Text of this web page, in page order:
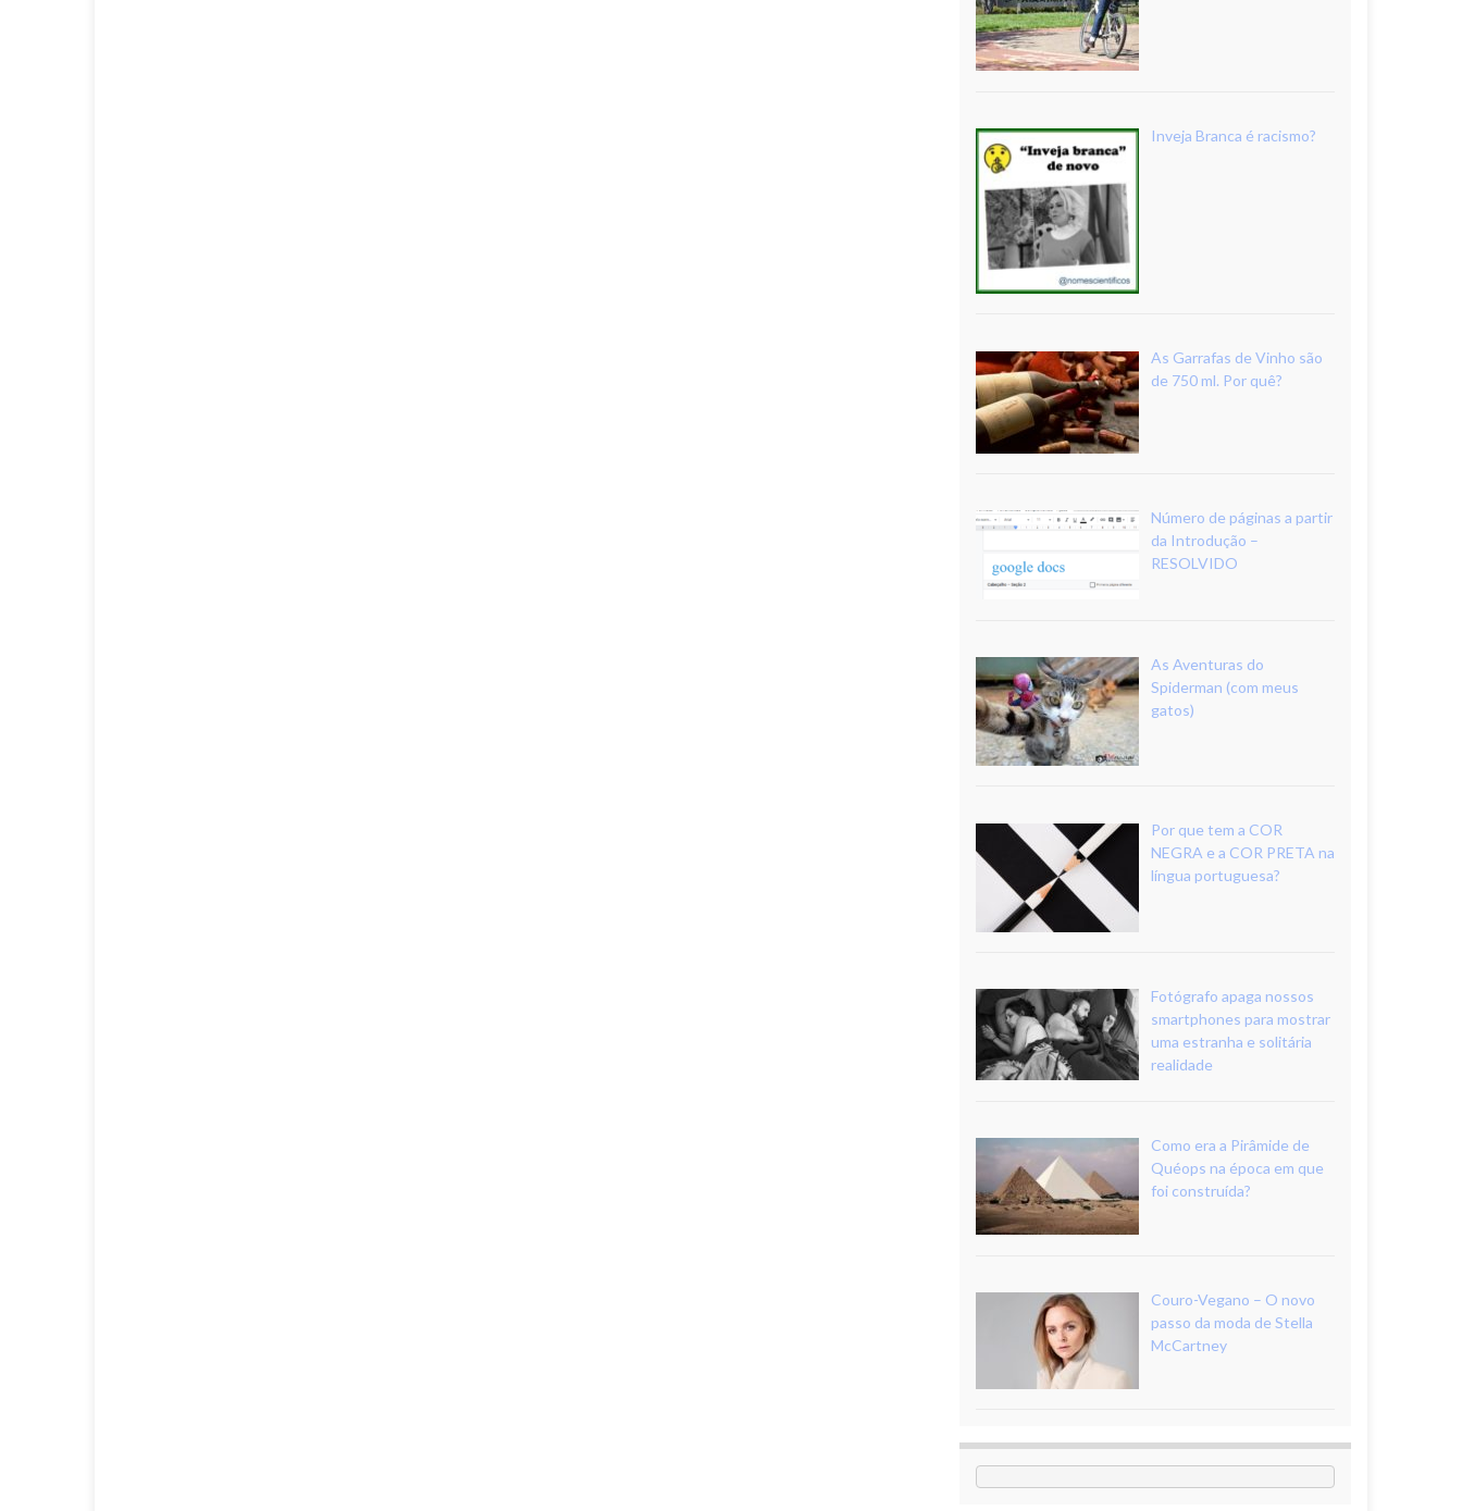
Inveja Branca é racismo?
As Garrafas de Vinho são
de 750 ml. Por quê?
Número de páginas a partir
da Introdução –
RESOLVIDO
As Aventuras do
Spiderman (com meus
gatos)
Por que tem a COR
NEGRA e a COR PRETA na
língua portuguesa?
Fotógrafo apaga nossos
smartphones para mostrar
uma estranha e solitária
realidade
Como era a Pirâmide de
Quéops na época em que
foi construída?
Couro-Vegano – O novo
passo da moda de Stella
McCartney